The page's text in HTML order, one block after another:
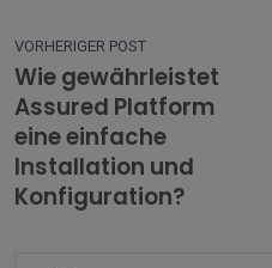
VORHERIGER POST
Wie gewährleistet
Assured Platform
eine einfache
Installation und
Konfiguration?